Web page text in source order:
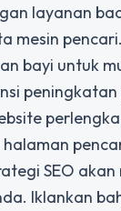
layanan
bayi untuk
SEO
Iklankan